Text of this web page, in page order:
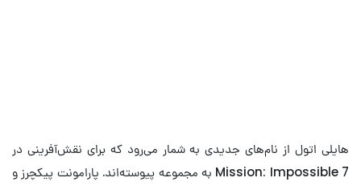
هایلی اتول از نام‌های جدیدی به شمار می‌رود که برای نقش‌آفرینی در
Mission: Impossible 7 به مجموعه پیوسته‌اند. پارامونت پیکچرز و